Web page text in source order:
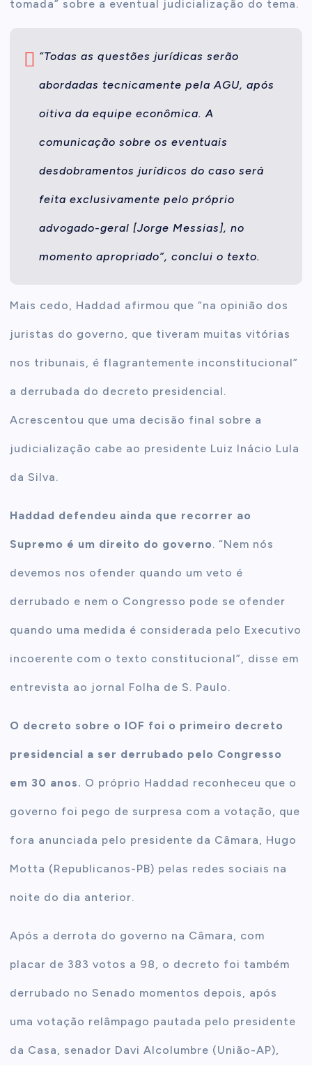
tomada” sobre a eventual judicialização do tema.
“Todas as questões jurídicas serão
abordadas tecnicamente pela AGU, após
oitiva da equipe econômica. A
comunicação sobre os eventuais
desdobramentos jurídicos do caso será
feita exclusivamente pelo próprio
advogado-geral [Jorge Messias], no
momento apropriado”, conclui o texto.
Mais cedo, Haddad afirmou que “na opinião dos
juristas do governo, que tiveram muitas vitórias
nos tribunais, é flagrantemente inconstitucional”
a derrubada do decreto presidencial.
Acrescentou que uma decisão final sobre a
judicialização cabe ao presidente Luiz Inácio Lula
da Silva.
Haddad defendeu ainda que recorrer ao
Supremo é um direito do governo. “Nem nós
devemos nos ofender quando um veto é
derrubado e nem o Congresso pode se ofender
quando uma medida é considerada pelo Executivo
incoerente com o texto constitucional”, disse em
entrevista ao jornal Folha de S. Paulo.
O decreto sobre o IOF foi o primeiro decreto
presidencial a ser derrubado pelo Congresso
em 30 anos. O próprio Haddad reconheceu que o
governo foi pego de surpresa com a votação, que
fora anunciada pelo presidente da Câmara, Hugo
Motta (Republicanos-PB) pelas redes sociais na
noite do dia anterior.
Após a derrota do governo na Câmara, com
placar de 383 votos a 98, o decreto foi também
derrubado no Senado momentos depois, após
uma votação relâmpago pautada pelo presidente
da Casa, senador Davi Alcolumbre (União-AP),